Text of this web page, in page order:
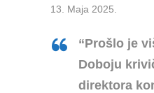
13. Maja 2025.
“Prošlo je
Doboju
direktora